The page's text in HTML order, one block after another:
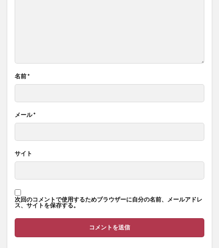
名前*
メール*
サイト
次回のコメントで使用するためブラウザーに自分の名前、メールアドレ
ス、サイトを保存する。